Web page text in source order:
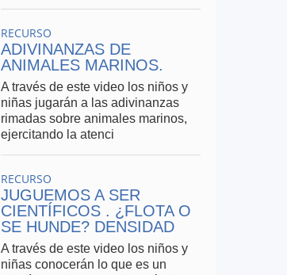
RECURSO
ADIVINANZAS DE
ANIMALES MARINOS.
A través de este video los niños y
niñas jugarán a las adivinanzas
rimadas sobre animales marinos,
ejercitando la atenci
RECURSO
JUGUEMOS A SER
CIENTÍFICOS . ¿FLOTA O
SE HUNDE? DENSIDAD
A través de este video los niños y
niñas conocerán lo que es un